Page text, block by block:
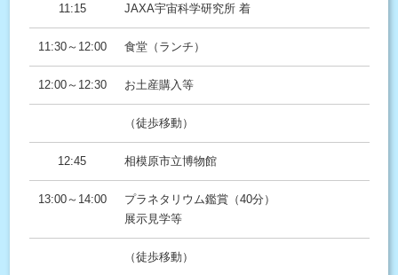
11:15 JAXA宇宙科学研究所 着
11:30～12:00 食堂（ランチ）
12:00～12:30 お土産購入等
（徒歩移動）
12:45 相模原市立博物館
13:00～14:00
プラネタリウム鑑賞（40分）
展示見学等
（徒歩移動）